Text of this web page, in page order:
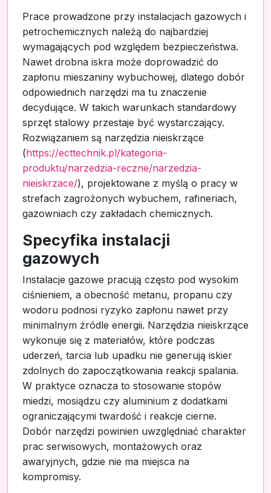
Prace prowadzone przy instalacjach gazowych i
petrochemicznych należą do najbardziej
wymagających pod względem bezpieczeństwa.
Nawet drobna iskra może doprowadzić do
zapłonu mieszaniny wybuchowej, dlatego dobór
odpowiednich narzędzi ma tu znaczenie
decydujące. W takich warunkach standardowy
sprzęt stalowy przestaje być wystarczający.
Rozwiązaniem są narzędzia nieiskrzące
(https://ecttechnik.pl/kategoria-
produktu/narzedzia-reczne/narzedzia-
nieiskrzace/), projektowane z myślą o pracy w
strefach zagrożonych wybuchem, rafineriach,
gazowniach czy zakładach chemicznych.
Specyfika instalacji
gazowych
Instalacje gazowe pracują często pod wysokim
ciśnieniem, a obecność metanu, propanu czy
wodoru podnosi ryzyko zapłonu nawet przy
minimalnym źródle energii. Narzędzia nieiskrzące
wykonuje się z materiałów, które podczas
uderzeń, tarcia lub upadku nie generują iskier
zdolnych do zapoczątkowania reakcji spalania.
W praktyce oznacza to stosowanie stopów
miedzi, mosiądzu czy aluminium z dodatkami
ograniczającymi twardość i reakcje cierne.
Dobór narzędzi powinien uwzględniać charakter
prac serwisowych, montażowych oraz
awaryjnych, gdzie nie ma miejsca na
kompromisy.